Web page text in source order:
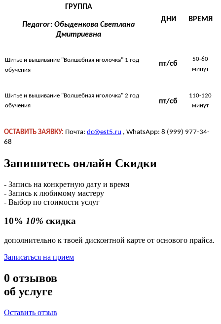
ГРУППА
Педагог: Обыденкова Светлана
Дмитриевна
ДНИ ВРЕМЯ
Шитье и вышивание "Волшебная иголочка" 1 год
обучения
пт/сб
50-60
минут
Шитье и вышивание "Волшебная иголочка" 2 год
обучения
пт/сб
110-120
минут
ОСТАВИТЬ ЗАЯВКУ: Почта: dc@est5.ru , WhatsApp: 8 (999) 977-34-
68
Запишитесь онлайн Скидки
- Запись на конкретную дату и время
- Запись к любимому мастеру
- Выбор по стоимости услуг
10% 10% скидка
дополнительно к твоей дисконтной карте от основого прайса.
Записаться на прием
0 отзывов
об услуге
Оставить отзыв